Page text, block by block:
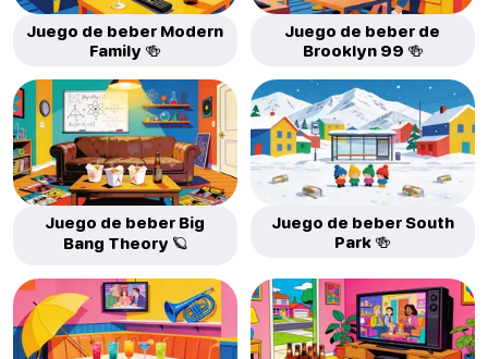
Juego de beber Modern
Family 🍻
Juego de beber de
Brooklyn 99 🍻
Juego de beber Big
Bang Theory 🪐
Juego de beber South
Park 🍻